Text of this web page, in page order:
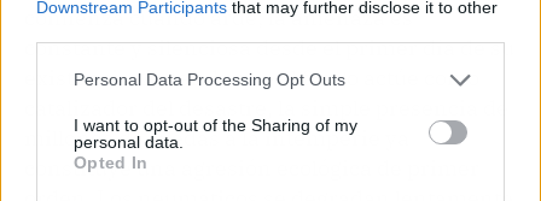
Downstream Participants that may further disclose it to other
Personal Data Processing Opt Outs
I want to opt-out of the Sharing of my
personal data.
Opted In
comienza cuando arde; la amenaza es
constante y silenciosa desde el primer día de su
existencia. Antes de que el fuego actúe como
millones de ruedas a la intemperie ya
constituye una agresión ecológica de primer